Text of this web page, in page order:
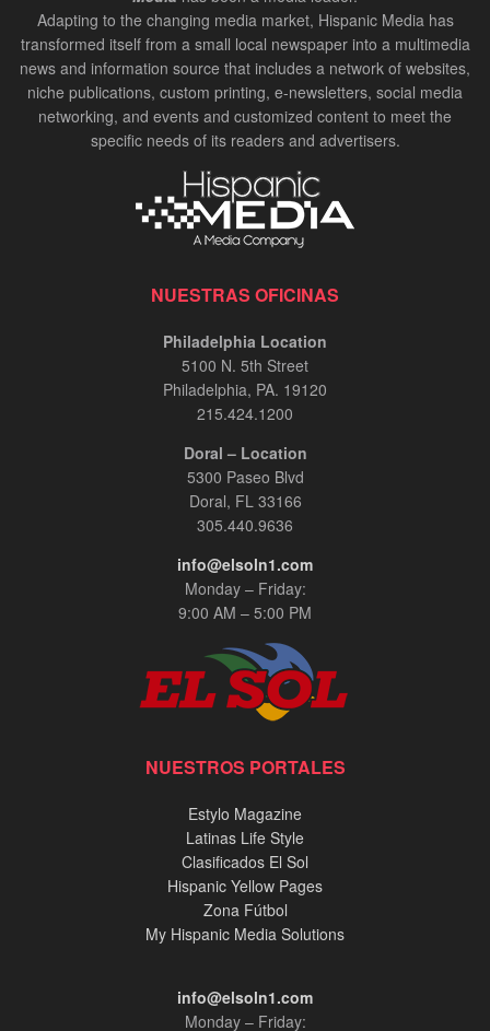
Adapting to the changing media market, Hispanic Media has
transformed itself from a small local newspaper into a multimedia
news and information source that includes a network of websites,
niche publications, custom printing, e-newsletters, social media
networking, and events and customized content to meet the
specific needs of its readers and advertisers.
NUESTRAS OFICINAS
Philadelphia Location
5100 N. 5th Street
Philadelphia, PA. 19120
215.424.1200
Doral – Location
5300 Paseo Blvd
Doral, FL 33166
305.440.9636
info@elsoln1.com
Monday – Friday:
9:00 AM – 5:00 PM
NUESTROS PORTALES
Estylo Magazine
Latinas Life Style
Clasificados El Sol
Hispanic Yellow Pages
Zona Fútbol
My Hispanic Media Solutions
info@elsoln1.com
Monday – Friday: